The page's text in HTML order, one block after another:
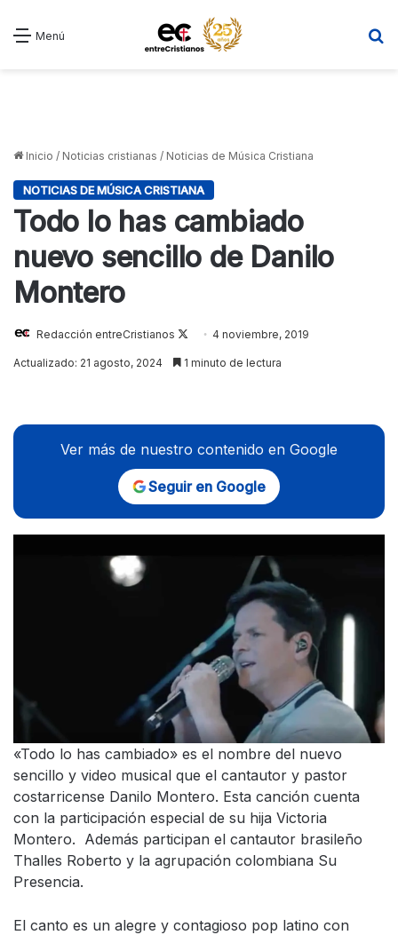
Menú
Inicio / Noticias cristianas / Noticias de Música Cristiana
NOTICIAS DE MÚSICA CRISTIANA
Todo lo has cambiado
nuevo sencillo de Danilo
Montero
Redacción entreCristianos
Follow4 noviembre, 2019
Actualizado: 21 agosto, 2024 1 minuto de lectura
Ver más de nuestro contenido en Google
Seguir en Google
«Todo lo has cambiado» es el nombre del nuevo
sencillo y video musical que el cantautor y pastor
costarricense Danilo Montero. Esta canción cuenta
con la participación especial de su hija Victoria
Montero. Además participan el cantautor brasileño
Thalles Roberto y la agrupación colombiana Su
Presencia.
El canto es un alegre y contagioso pop latino con